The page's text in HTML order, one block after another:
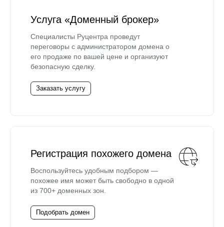
Услуга «Доменный брокер»
Специалисты Руцентра проведут
переговоры с администратором домена о
его продаже по вашей цене и организуют
безопасную сделку.
Заказать услугу
Регистрация похожего домена
Воспользуйтесь удобным подбором —
похожее имя может быть свободно в одной
из 700+ доменных зон.
Подобрать домен